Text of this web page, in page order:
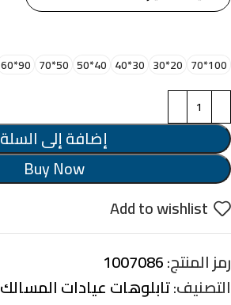
100*70
20*30
30*40
40*50
50*70
90*60
إضافة إلى السلة
Buy Now
Add to wishlist
رمز المنتج:1007086
التصنيف:تابلوهات عيادات المسالك